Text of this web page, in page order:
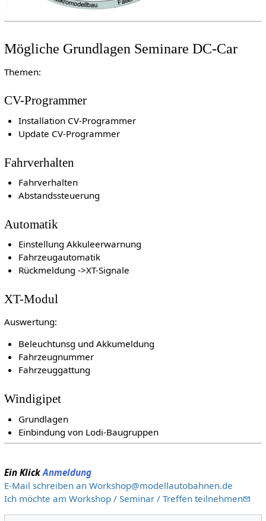
Mögliche Grundlagen Seminare DC-Car
Themen:
CV-Programmer
Installation CV-Programmer
Update CV-Programmer
Fahrverhalten
Fahrverhalten
Abstandssteuerung
Automatik
Einstellung Akkuleerwarnung
Fahrzeugautomatik
Rückmeldung ->XT-Signale
XT-Modul
Auswertung:
Beleuchtunsg und Akkumeldung
Fahrzeugnummer
Fahrzeuggattung
Windigipet
Grundlagen
Einbindung von Lodi-Baugruppen
Ein KlickAnmeldung
E-Mail schreiben an Workshop@modellautobahnen.de
Ich möchte am Workshop / Seminar / Treffen teilnehmen